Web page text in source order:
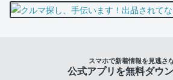
スマホで新着情報を見逃さ
公式アプリを無料ダウ